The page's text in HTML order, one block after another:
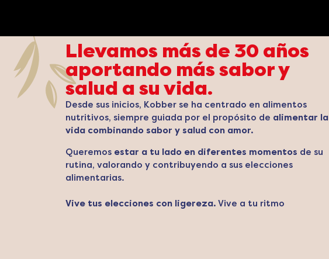
Llevamos más de 30 años
aportando más sabor y
salud a su vida.
Desde sus inicios, Kobber se ha centrado en alimentos
nutritivos, siempre guiada por el propósito de alimentar la
vida combinando sabor y salud con amor.
Queremos estar a tu lado en diferentes momentos de su
rutina, valorando y contribuyendo a sus elecciones
alimentarias.
Vive tus elecciones con ligereza. Vive a tu ritmo